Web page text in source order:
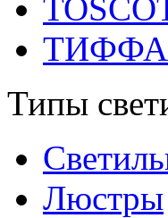
Типы
Люстры